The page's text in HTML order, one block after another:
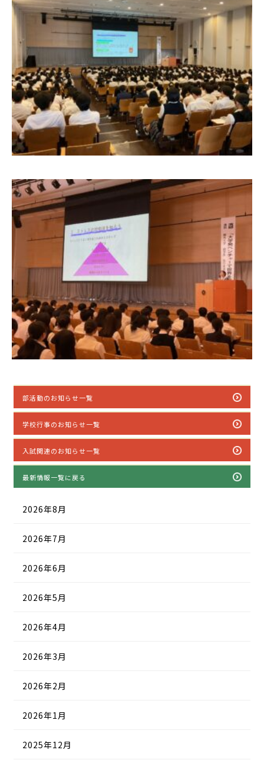
部活動のお知らせ一覧
学校行事のお知らせ一覧
入試関連のお知らせ一覧
最新情報一覧に戻る
2026年8月
2026年7月
2026年6月
2026年5月
2026年4月
2026年3月
2026年2月
2026年1月
2025年12月